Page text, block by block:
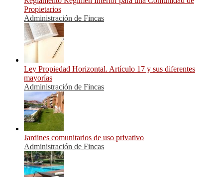
Propietarios
Administración de Fincas
Ley Propiedad Horizontal. Artículo 17 y sus diferentes
mayorías
Administración de Fincas
Jardines comunitarios de uso privativo
Administración de Fincas